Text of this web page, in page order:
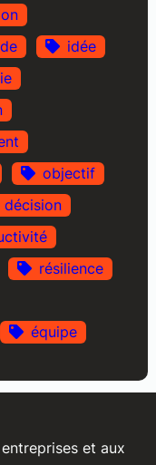
idée
objectif
décision
résilience
équipe
et aux